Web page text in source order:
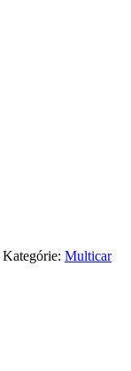
Kategórie: Multicar